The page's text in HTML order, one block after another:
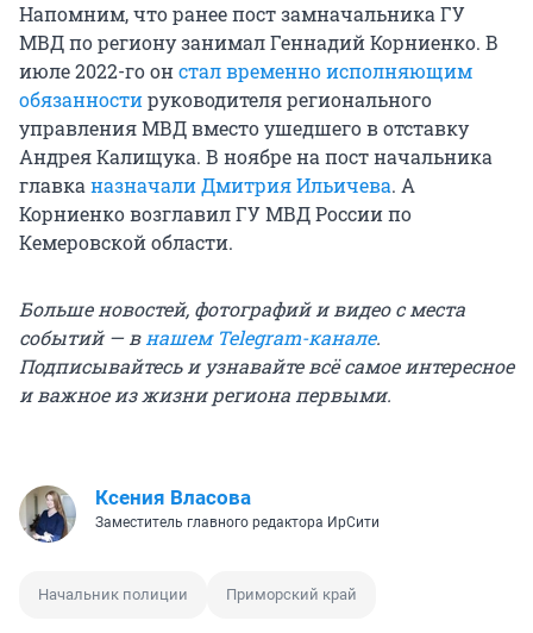
Напомним, что ранее пост замначальника ГУ
МВД по региону занимал Геннадий Корниенко. В
июле 2022-го онстал временно исполняющим
обязанностируководителя регионального
управления МВД вместо ушедшего в отставку
Андрея Калищука. В ноябре на пост начальника
главканазначали Дмитрия Ильичева. А
Корниенко возглавил ГУ МВД России по
Кемеровской области.
Больше новостей, фотографий и видео с места
событий — внашем Telegram-канале.
Подписывайтесь и узнавайте всё самое интересное
и важное из жизни региона первыми.
Ксения Власова
Заместитель главного редактора ИрСити
Начальник полиции Приморский край